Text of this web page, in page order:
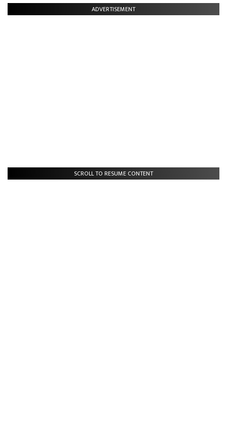
ADVERTISEMENT
SCROLL TO RESUME CONTENT